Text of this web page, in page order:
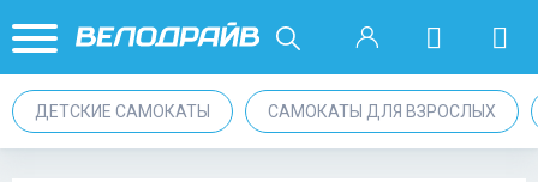
ДЕТСКИЕ САМОКАТЫ САМОКАТЫ ДЛЯ ВЗРОСЛЫХ